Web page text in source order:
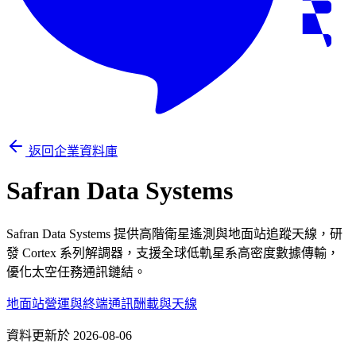
返回企業資料庫
Safran Data Systems
Safran Data Systems 提供高階衛星遙測與地面站追蹤天線，研
發 Cortex 系列解調器，支援全球低軌星系高密度數據傳輸，
優化太空任務通訊鏈結。
地面站營運與終端通訊酬載與天線
資料更新於 2026-08-06